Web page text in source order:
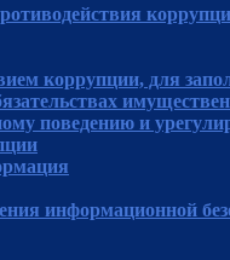
коррупции, для
поведению и
информационной